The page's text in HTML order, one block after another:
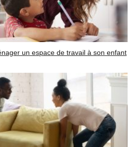
un espace de travail à son enfant